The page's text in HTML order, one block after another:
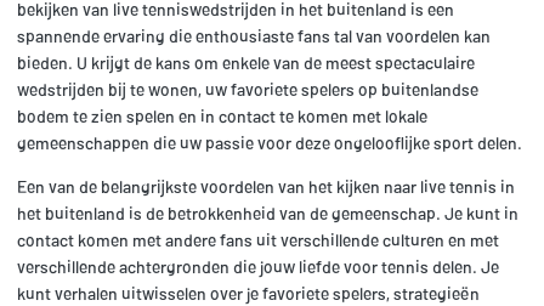
bekijken van live tenniswedstrijden in het buitenland is een
spannende ervaring die enthousiaste fans tal van voordelen kan
bieden. U krijgt de kans om enkele van de meest spectaculaire
wedstrijden bij te wonen, uw favoriete spelers op buitenlandse
bodem te zien spelen en in contact te komen met lokale
gemeenschappen die uw passie voor deze ongelooflijke sport delen.
Een van de belangrijkste voordelen van het kijken naar live tennis in
het buitenland is de betrokkenheid van de gemeenschap. Je kunt in
contact komen met andere fans uit verschillende culturen en met
verschillende achtergronden die jouw liefde voor tennis delen. Je
kunt verhalen uitwisselen over je favoriete spelers, strategieën